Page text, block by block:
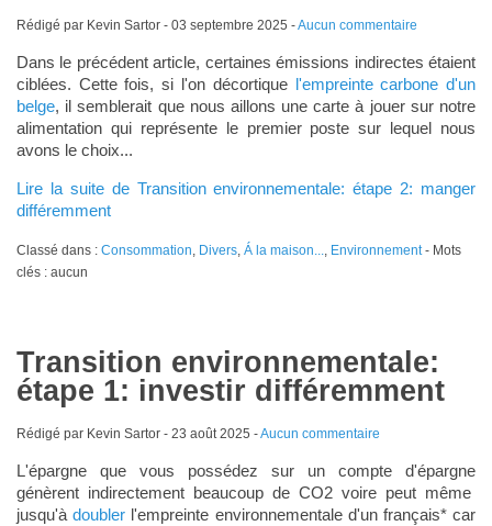
Rédigé par Kevin Sartor - 03 septembre 2025 -Aucun commentaire
Dans le précédent article, certaines émissions indirectes étaient
ciblées. Cette fois, si l'on décortique l'empreinte carbone d'un
belge, il semblerait que nous aillons une carte à jouer sur notre
alimentation qui représente le premier poste sur lequel nous
avons le choix...
Lire la suite de Transition environnementale: étape 2: manger
différemment
Classé dans : Consommation, Divers, Á la maison..., Environnement- Mots
clés : aucun
Transition environnementale:
étape 1: investir différemment
Rédigé par Kevin Sartor - 23 août 2025 -Aucun commentaire
L'épargne que vous possédez sur un compte d'épargne
génèrent indirectement beaucoup de CO2 voire peut même
jusqu'àdoubler l'empreinte environnementale d'un français* car